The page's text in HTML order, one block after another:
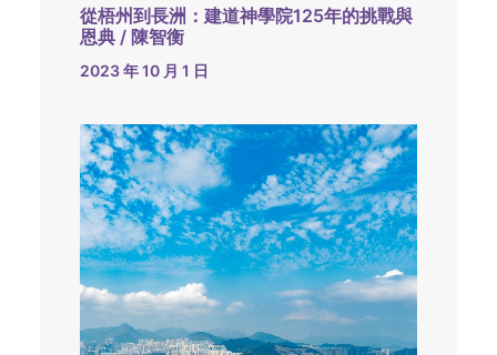
從梧州到長洲：建道神學院125年的挑戰與
恩典 / 陳智衡
2023 年 10 月 1 日